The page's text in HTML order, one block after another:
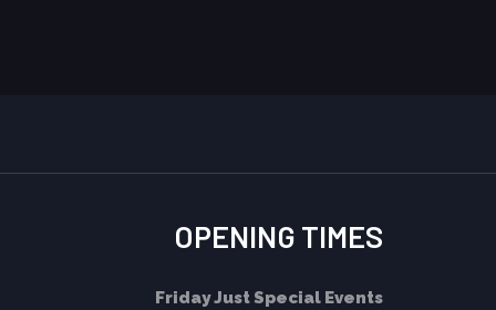
OPENING TIMES
FridayJust Special Events